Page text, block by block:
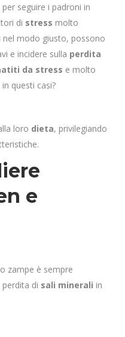
seguire i padroni in
di stress molto
modo giusto, possono
e incidere sulla perdita
da stress e molto
questi casi?
loro dieta, privilegiando
e
zampe è sempre
di sali minerali in